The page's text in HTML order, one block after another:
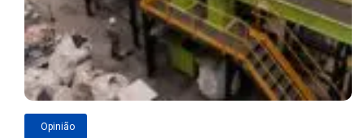
Opinião